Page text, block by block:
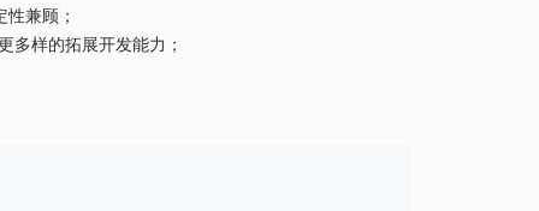
1.2.7
兼顾；
多样的拓展开发能力；